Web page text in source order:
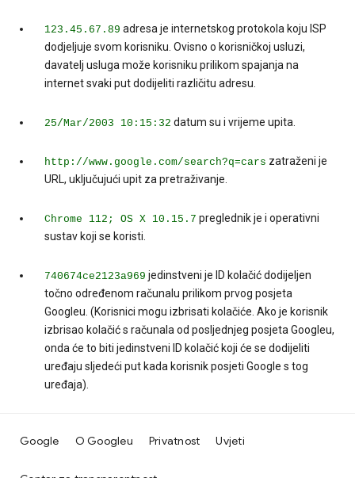
123.45.67.89 adresa je internetskog protokola koju ISP
dodjeljuje svom korisniku. Ovisno o korisničkoj usluzi,
davatelj usluga može korisniku prilikom spajanja na
internet svaki put dodijeliti različitu adresu.
25/Mar/2003 10:15:32 datum su i vrijeme upita.
http://www.google.com/search?q=cars zatraženi je
URL, uključujući upit za pretraživanje.
Chrome 112; OS X 10.15.7 preglednik je i operativni
sustav koji se koristi.
740674ce2123a969 jedinstveni je ID kolačić dodijeljen
točno određenom računalu prilikom prvog posjeta
Googleu. (Korisnici mogu izbrisati kolačiće. Ako je korisnik
izbrisao kolačić s računala od posljednjeg posjeta Googleu,
onda će to biti jedinstveni ID kolačić koji će se dodijeliti
uređaju sljedeći put kada korisnik posjeti Google s tog
uređaja).
Google O Googleu Privatnost Uvjeti